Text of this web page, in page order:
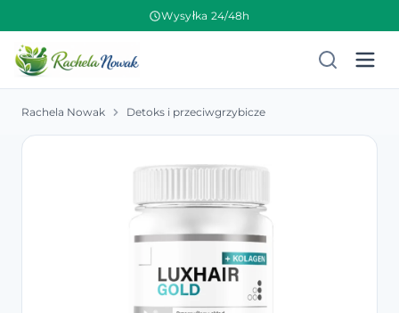
Wysyłka 24/48h
Rachela Nowak Detoks i przeciwgrzybicze